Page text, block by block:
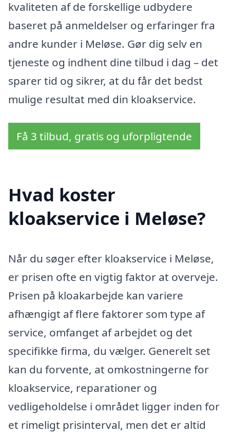
kvaliteten af de forskellige udbydere
baseret på anmeldelser og erfaringer fra
andre kunder i Meløse. Gør dig selv en
tjeneste og indhent dine tilbud i dag – det
sparer tid og sikrer, at du får det bedst
mulige resultat med din kloakservice.
Få 3 tilbud, gratis og uforpligtende
Hvad koster
kloakservice i Meløse?
Når du søger efter kloakservice i Meløse,
er prisen ofte en vigtig faktor at overveje.
Prisen på kloakarbejde kan variere
afhængigt af flere faktorer som type af
service, omfanget af arbejdet og det
specifikke firma, du vælger. Generelt set
kan du forvente, at omkostningerne for
kloakservice, reparationer og
vedligeholdelse i området ligger inden for
et rimeligt prisinterval, men det er altid